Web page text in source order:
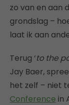
zo van en aan
grondslag –
laat ik aan
Terug ‘to the
Jay Baer,
het zelf – niet
Conference in